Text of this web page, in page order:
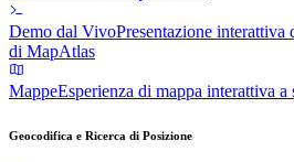
Demo dal VivoPresentazione interattiva
di MapAtlas
MappeEsperienza di mappa interattiva a
Geocodifica e Ricerca di Posizione